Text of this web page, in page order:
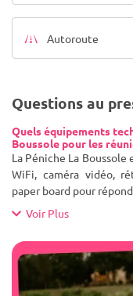
Autoroute
Questions au
Quels équipements
Boussole pour les
La Péniche La
WiFi, caméra vidéo,
paper board pour
Voir Plus